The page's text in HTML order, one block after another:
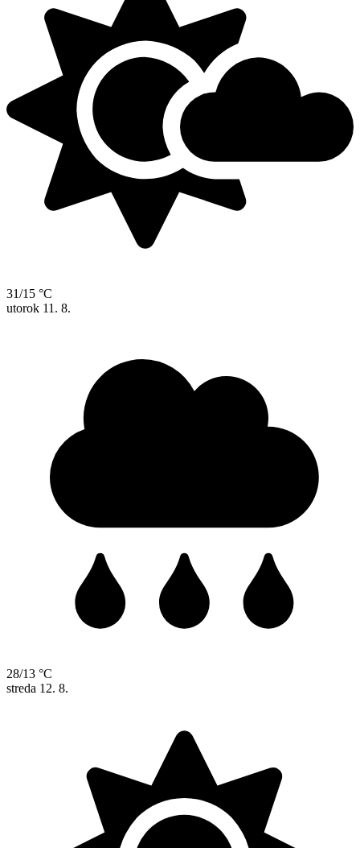
31/15 °C
utorok 11. 8.
28/13 °C
streda 12. 8.